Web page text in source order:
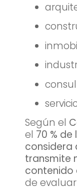
Según el
el 70 %
considera
transmite
contenido
de